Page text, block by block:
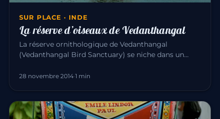
SUR PLACE · INDE
La réserve d’oiseaux de Vedanthangal
La réserve ornithologique de Vedanthangal
(Vedanthangal Bird Sanctuary) se niche dans un
28 novembre 2014·1 min